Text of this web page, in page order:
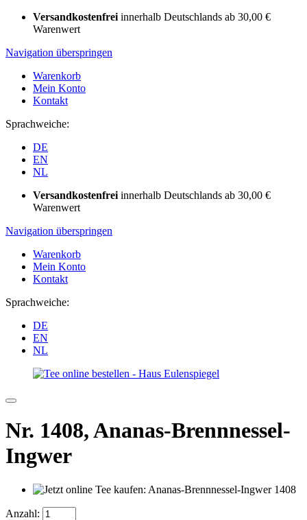
Versandkostenfrei innerhalb Deutschlands ab 30,00 €
Warenwert
Navigation überspringen
Warenkorb
Mein Konto
Kontakt
Sprachweiche:
DE
EN
NL
Versandkostenfrei innerhalb Deutschlands ab 30,00 €
Warenwert
Navigation überspringen
Warenkorb
Mein Konto
Kontakt
Sprachweiche:
DE
EN
NL
Nr. 1408,Ananas-Brennnessel-
Ingwer
Anzahl: